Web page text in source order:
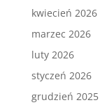
kwiecień 2026
marzec 2026
luty 2026
styczeń 2026
grudzień 2025